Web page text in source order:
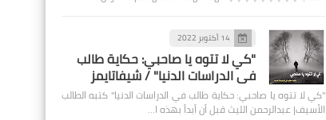
14 أكتوبر 2022
"كي لا تتوه يا صاحبي: حكاية طالب
في الدراسات الدنيا" / شيفاتايمز
"كي لا تتوه يا صاحبي: حكاية طالب في الدراسات الدنيا" كتبه الطالب
الأسيف| عبدالرحمن الليث قبل أن أبدأ بهذه ا…